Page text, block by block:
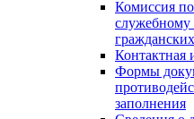
Комиссия
служебному
Контактная
Формы
заполнения